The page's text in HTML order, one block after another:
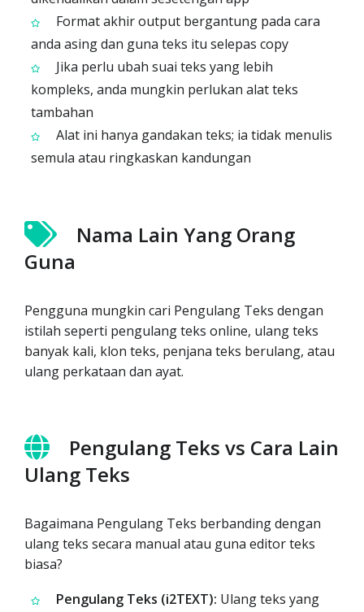
Format akhir output bergantung pada cara
anda asing dan guna teks itu selepas copy
Jika perlu ubah suai teks yang lebih
kompleks, anda mungkin perlukan alat teks
tambahan
Alat ini hanya gandakan teks; ia tidak menulis
semula atau ringkaskan kandungan
Nama Lain Yang Orang
Guna
Pengguna mungkin cari Pengulang Teks dengan
istilah seperti pengulang teks online, ulang teks
banyak kali, klon teks, penjana teks berulang, atau
ulang perkataan dan ayat.
Pengulang Teks vs Cara Lain
Ulang Teks
Bagaimana Pengulang Teks berbanding dengan
ulang teks secara manual atau guna editor teks
biasa?
Pengulang Teks (i2TEXT): Ulang teks yang